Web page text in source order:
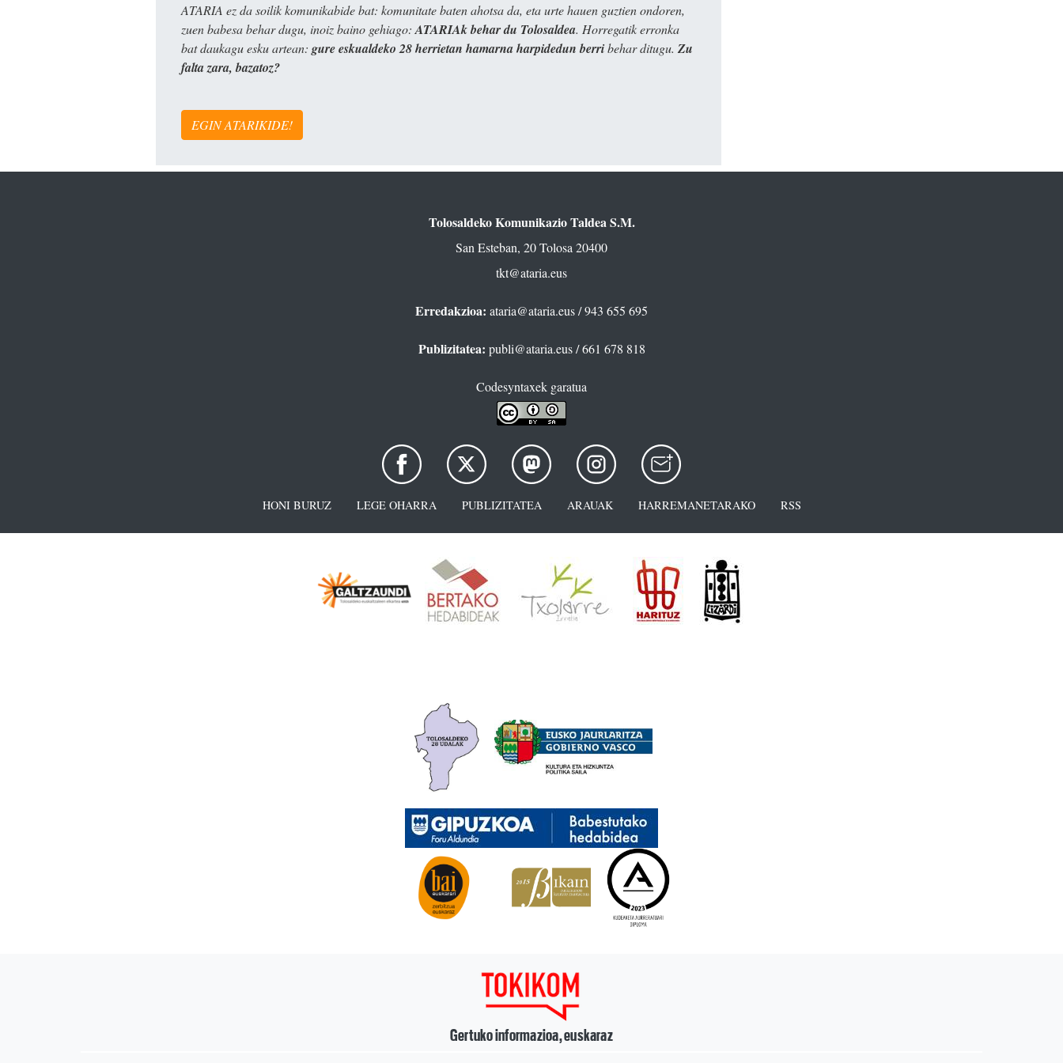
ATARIA ez da soilik komunikabide bat: komunitate baten ahotsa da, eta urte hauen guztien ondoren,
zuen babesa behar dugu, inoiz baino gehiago: ATARIAk behar du Tolosaldea. Horregatik erronka
bat daukagu esku artean: gure eskualdeko 28 herrietan hamarna harpidedun berribehar ditugu. Zu
falta zara, bazatoz?
EGIN ATARIKIDE!
Tolosaldeko Komunikazio Taldea S.M.
San Esteban, 20 Tolosa 20400
tkt@ataria.eus
Erredakzioa: ataria@ataria.eus/ 943 655 695
Publizitatea: publi@ataria.eus/ 661 678 818
Codesyntaxek garatua
HONI BURUZ LEGE OHARRA PUBLIZITATEA ARAUAK HARREMANETARAKO RSS
Gertuko informazioa, euskaraz